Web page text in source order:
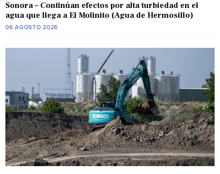
Sonora – Continúan efectos por alta turbiedad en el
agua que llega a El Molinito (Agua de Hermosillo)
06 AGOSTO 2026